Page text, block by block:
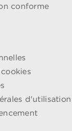
conforme
d'utilisation